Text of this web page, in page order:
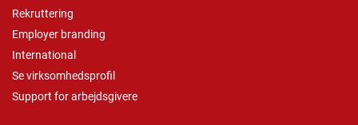
Rekruttering
Employer branding
International
Se virksomhedsprofil
Support for arbejdsgivere